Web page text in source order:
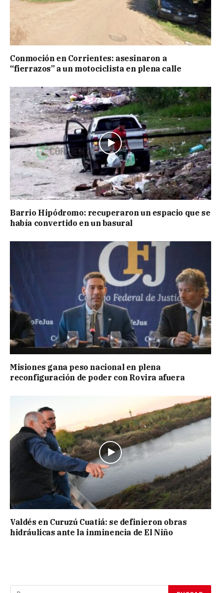
Conmoción en Corrientes: asesinaron a
“fierrazos” a un motociclista en plena calle
Barrio Hipódromo: recuperaron un espacio que se
había convertido en un basural
Misiones gana peso nacional en plena
reconfiguración de poder con Rovira afuera
Valdés en Curuzú Cuatiá: se definieron obras
hidráulicas ante la inminencia de El Niño